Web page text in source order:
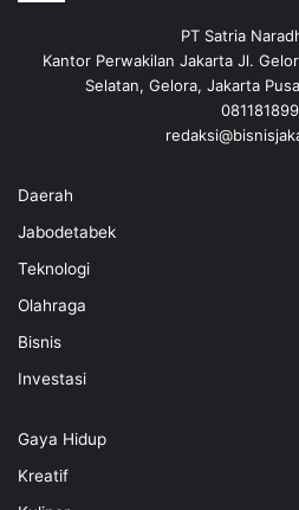
PT Satria
Kantor Perwakilan Jakarta Jl.
Selatan, Gelora, Jakarta
Daerah
Jabodetabek
Teknologi
Olahraga
Bisnis
Investasi
Gaya Hidup
Kreatif